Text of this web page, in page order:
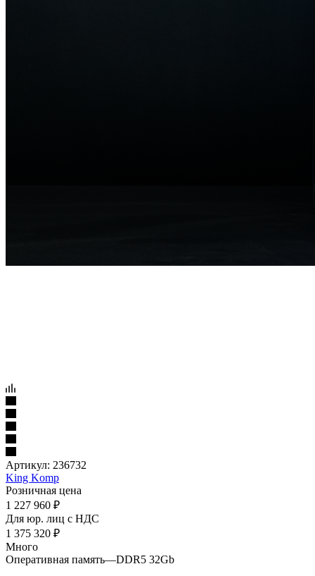
Артикул: 236732
King Komp
Розничная цена
1 227 960 ₽
Для юр. лиц c НДС
1 375 320 ₽
Много
Оперативная память—DDR5 32Gb